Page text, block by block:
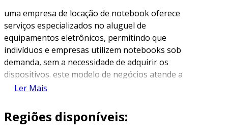
uma empresa de locação de notebook oferece
serviços especializados no aluguel de
equipamentos eletrônicos, permitindo que
indivíduos e empresas utilizem notebooks sob
demanda, sem a necessidade de adquirir os
dispositivos. este modelo de negócios atende a
diversas necessidades, como eventos, viagens
necessidade de equipamentos temporários.
Ler Mais
Regiões disponíveis: